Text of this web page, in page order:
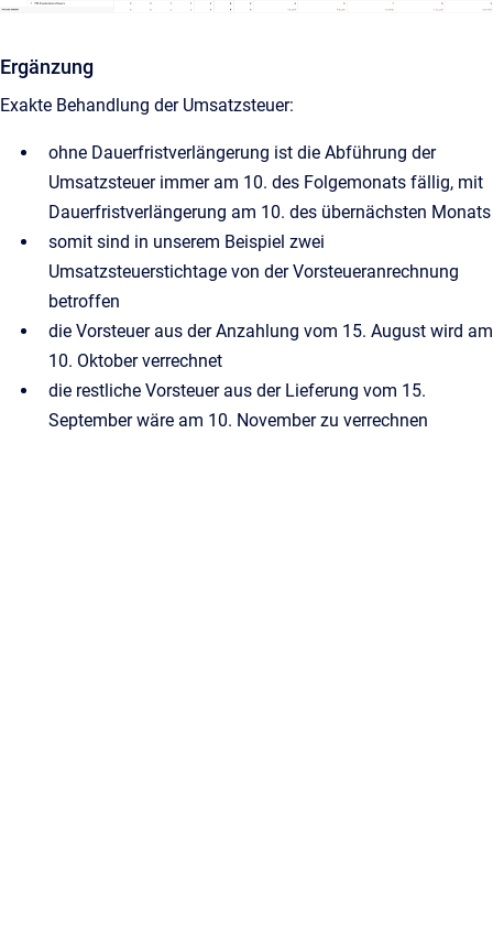
Ergänzung
Exakte Behandlung der Umsatzsteuer:
ohne Dauerfristverlängerung ist die Abführung der
Umsatzsteuer immer am 10. des Folgemonats fällig, mit
Dauerfristverlängerung am 10. des übernächsten Monats
somit sind in unserem Beispiel zwei
Umsatzsteuerstichtage von der Vorsteueranrechnung
betroffen
die Vorsteuer aus der Anzahlung vom 15. August wird am
10. Oktober verrechnet
die restliche Vorsteuer aus der Lieferung vom 15.
September wäre am 10. November zu verrechnen